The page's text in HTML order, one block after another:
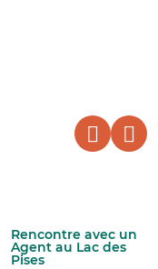
Rencontre avec un
Agent au Lac des
Pises